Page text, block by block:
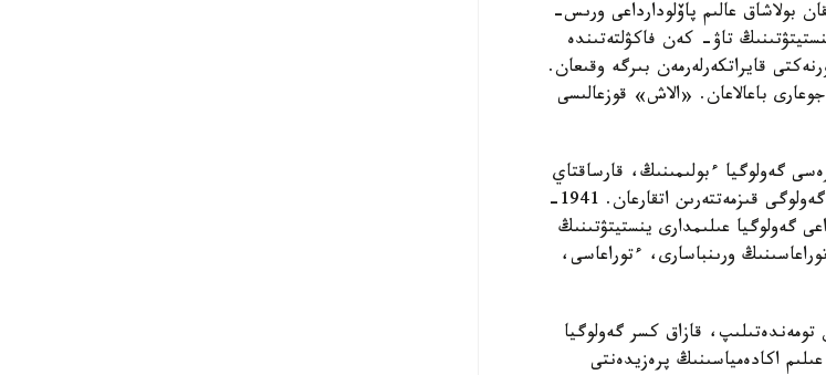
بولاشاق عالىم پاۆلودارداعى ورىس-
تاۋ- كەن فاكۋلتەتىندە
قايراتكەرلەرمەن بىرگە وقىعان.
باعالاعان. «الاش» قوزعالىسى
گەولوگيا ءبولىمىنىڭ، قارساقتاي
مىس كومبيناتى گەولوگيالىق بارلاۋ ءبولىمىنىڭ باستىعى، كومبيناتتىڭ باس گەولوگى قىزمەتتەرىن اتقارعان. 1941-
گەولوگيا عىلىمدارى ينستيتۋتىنىڭ
ورىنباسارى، ءتوراعاسى،
تومەندەتىلىپ، قازاق كسر گەولوگيا
1955 -جىلى قازاق ك س ر عىلىم اكادەمياسىنىڭ پرەزيدەنتى